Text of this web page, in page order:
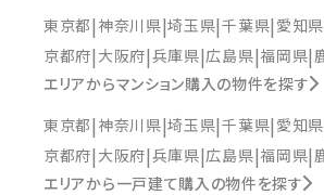
東京都 神奈川県 埼玉県 千葉県 愛知県
京都府 大阪府 兵庫県 広島県 福岡県
エリアからマンション購入の物件を探す
東京都 神奈川県 埼玉県 千葉県 愛知県
京都府 大阪府 兵庫県 広島県 福岡県
エリアから一戸建て購入の物件を探す